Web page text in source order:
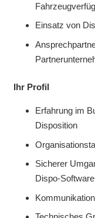
Einsatz von
Ihr Profil
Erfahrung im
Disposition
Sicherer
Dispo-Software